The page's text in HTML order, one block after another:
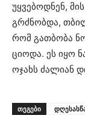
უყვებოდნენ,
გრძნობდა,
რომ გათბობა
ციოდა. ეს იყო
ოჯახს ძალიან
ᲗᲔᲒᲔᲑᲘ